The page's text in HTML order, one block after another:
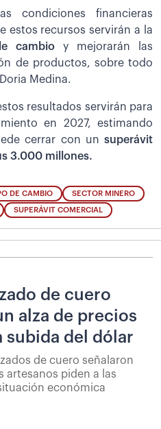
condiciones financieras
estos recursos servirán a la
cambio y mejorarán las
de productos, sobre todo
Medina.
resultados servirán para
en 2027, estimando
cerrar con un superávit
3.000 millones.
DE CAMBIO SECTOR MINERO
SUPERÁVIT COMERCIAL
de cuero
alza de precios
subida del dólar
de cuero señalaron
artesanos piden a las
económica